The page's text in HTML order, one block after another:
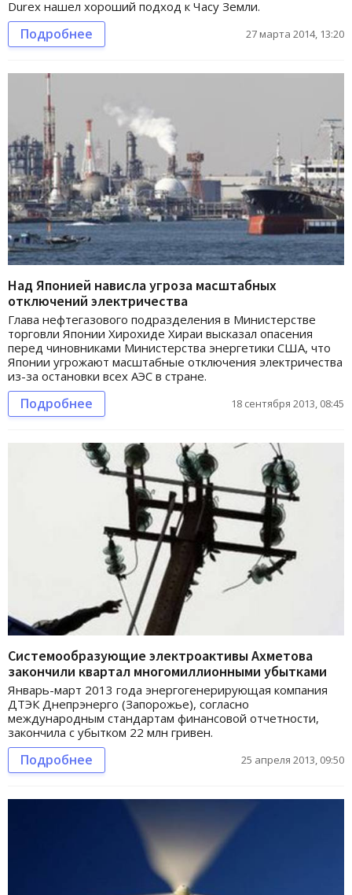
Durex нашел хороший подход к Часу Земли.
Подробнее 27 марта 2014, 13:20
Над Японией нависла угроза масштабных
отключений электричества
Глава нефтегазового подразделения в Министерстве
торговли Японии Хирохиде Хираи высказал опасения
перед чиновниками Министерства энергетики США, что
Японии угрожают масштабные отключения электричества
из-за остановки всех АЭС в стране.
Подробнее 18 сентября 2013, 08:45
Системообразующие электроактивы Ахметова
закончили квартал многомиллионными убытками
Январь-март 2013 года энергогенерирующая компания
ДТЭК Днепрэнерго (Запорожье), согласно
международным стандартам финансовой отчетности,
закончила с убытком 22 млн гривен.
Подробнее 25 апреля 2013, 09:50